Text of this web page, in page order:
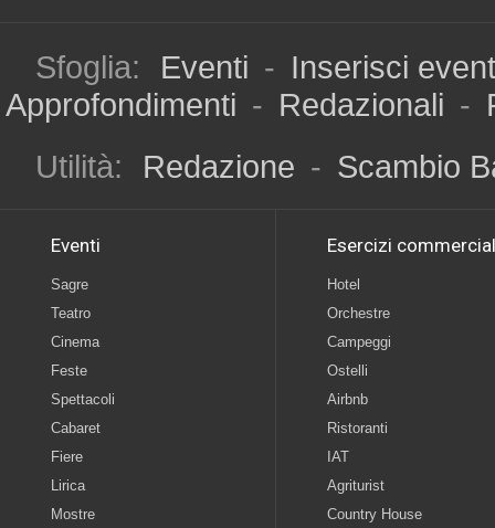
Sfoglia: Eventi - Inserisci
Approfondimenti - Redazionali -
Utilità:
Redazione - Scambio
Eventi
Sagre
Teatro
Cinema
Feste
Spettacoli
Cabaret
Fiere
Lirica
Mostre
Esercizi
Hotel
Orchestre
Campeggi
Ostelli
Airbnb
Ristoranti
IAT
Agriturist
Country House